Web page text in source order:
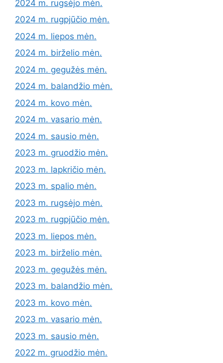
2024 m. rugsėjo mėn.
2024 m. rugpjūčio mėn.
2024 m. liepos mėn.
2024 m. birželio mėn.
2024 m. gegužės mėn.
2024 m. balandžio mėn.
2024 m. kovo mėn.
2024 m. vasario mėn.
2024 m. sausio mėn.
2023 m. gruodžio mėn.
2023 m. lapkričio mėn.
2023 m. spalio mėn.
2023 m. rugsėjo mėn.
2023 m. rugpjūčio mėn.
2023 m. liepos mėn.
2023 m. birželio mėn.
2023 m. gegužės mėn.
2023 m. balandžio mėn.
2023 m. kovo mėn.
2023 m. vasario mėn.
2023 m. sausio mėn.
2022 m. gruodžio mėn.